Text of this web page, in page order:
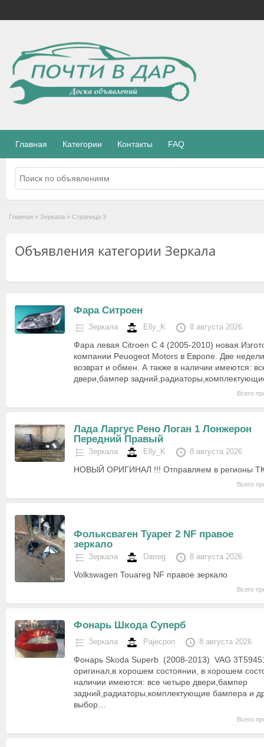
Главная Категории Контакты FAQ
Главная » Зеркала » Страница 3
Объявления категории Зеркала
Фара Ситроен
Зеркала Elly_K 8 августа 2026
Фара левая Citroen С 4 (2005-2010)
компании Peuogeot Motors в Европе. Две
возврат и обмен. А также в наличии имеются:
двери,бампер
Всего
Лада Ларгус Рено Логан 1 Лонжерон
Передний Правый
Зеркала Elly_K 8 августа 2026
НОВЫЙ ОРИГИНАЛ !!! Отправляем в регионы
Всего
Фольксваген Туарег 2 NF правое
зеркало
Зеркала Darreg 8 августа 2026
Volkswagen Touareg NF правое зеркало
Всего
Фонарь Шкода Суперб
Зеркала Pajecpon 8 августа 2026
Фонарь Skoda Superb (2008-2013) VAG
оригинал,в хорошем состоянии, в хорошем
наличии имеются: все четыре двери,бампер
задний,радиаторы,комплектующие бампера и
выбор…
Всего